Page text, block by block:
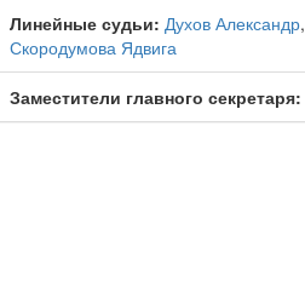
Линейные судьи: Духов Александр,
Скородумова Ядвига
Заместители главного секретаря: